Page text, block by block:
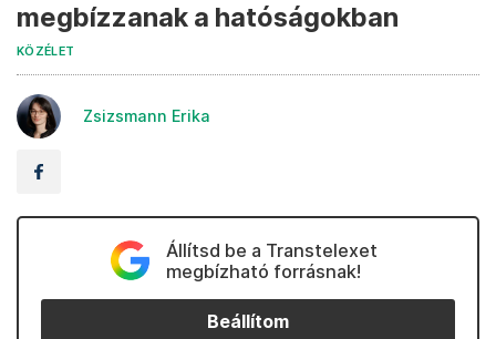
megbízzanak a hatóságokban
KÖZÉLET
Zsizsmann Erika
Állítsd be a Transtelexet
megbízható forrásnak!
Beállítom